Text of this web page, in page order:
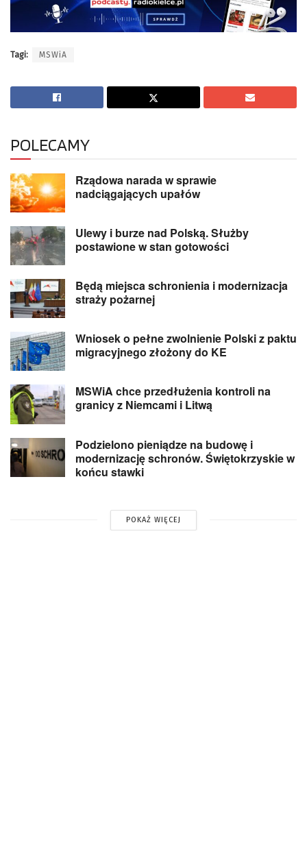
Tagi: MSWiA
POLECAMY
Rządowa narada w sprawie
nadciągających upałów
Ulewy i burze nad Polską. Służby
postawione w stan gotowości
Będą miejsca schronienia i modernizacja
straży pożarnej
Wniosek o pełne zwolnienie Polski z paktu
migracyjnego złożony do KE
MSWiA chce przedłużenia kontroli na
granicy z Niemcami i Litwą
Podzielono pieniądze na budowę i
modernizację schronów. Świętokrzyskie w
końcu stawki
POKAŻ WIĘCEJ